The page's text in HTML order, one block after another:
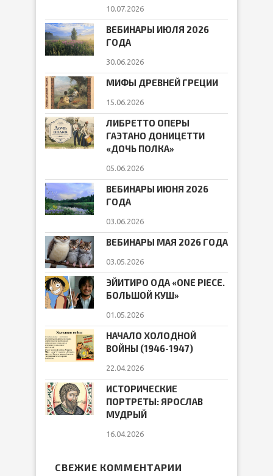
10.07.2026
ВЕБИНАРЫ ИЮЛЯ 2026
ГОДА
30.06.2026
МИФЫ ДРЕВНЕЙ ГРЕЦИИ
15.06.2026
ЛИБРЕТТО ОПЕРЫ
ГАЭТАНО ДОНИЦЕТТИ
«ДОЧЬ ПОЛКА»
05.06.2026
ВЕБИНАРЫ ИЮНЯ 2026
ГОДА
03.06.2026
ВЕБИНАРЫ МАЯ 2026 ГОДА
03.05.2026
ЭЙИТИРО ОДА «ONE PIECE.
БОЛЬШОЙ КУШ»
01.05.2026
НАЧАЛО ХОЛОДНОЙ
ВОЙНЫ (1946-1947)
22.04.2026
ИСТОРИЧЕСКИЕ
ПОРТРЕТЫ: ЯРОСЛАВ
МУДРЫЙ
16.04.2026
СВЕЖИЕ КОММЕНТАРИИ